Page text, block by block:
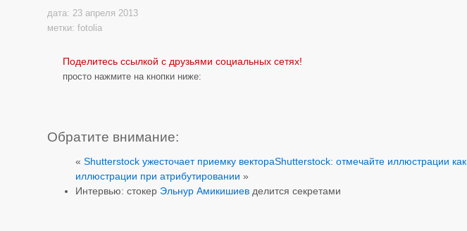
дата: 23 апреля 2013
метки:fotolia
Поделитесь ссылкой с друзьями социальных сетях!
просто нажмите на кнопки ниже:
Обратите внимание:
«Shutterstock ужесточает приемку вектораShutterstock: отмечайте иллюстрации как
иллюстрации при атрибутировании »
Интервью: стокер Эльнур Амикишиев делится секретами